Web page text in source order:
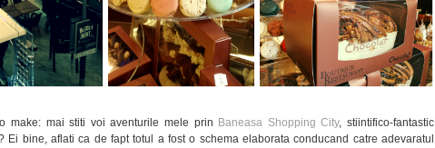
make: mai stiti voi aventurile mele prin Baneasa Shopping City, stiintifico-fantastic
Ei bine, aflati ca de fapt totul a fost o schema elaborata conducand catre adevaratul